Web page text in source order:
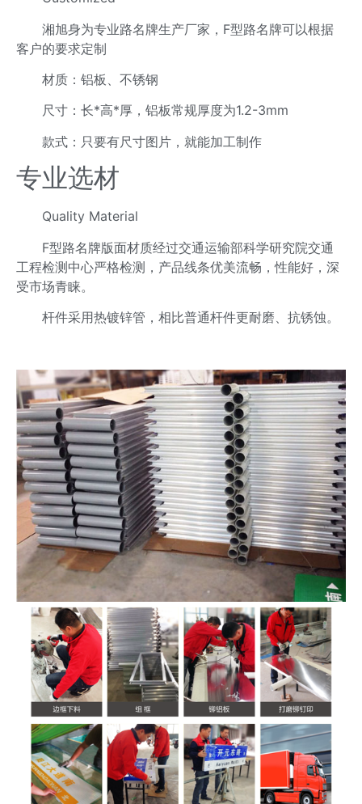
湘旭身为专业路名牌生产厂家，F型路名牌可以根据
客户的要求定制
材质：铝板、不锈钢
尺寸：长*高*厚，铝板常规厚度为1.2-3mm
款式：只要有尺寸图片，就能加工制作
专业选材
Quality Material
F型路名牌版面材质经过交通运输部科学研究院交通
工程检测中心严格检测，产品线条优美流畅，性能好，深
受市场青睐。
杆件采用热镀锌管，相比普通杆件更耐磨、抗锈蚀。